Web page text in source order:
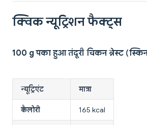
क्विक न्यूट्रिशन फैक्ट्स
100 g पका हुआ तंदूरी चिकन ब्रेस्ट
न्यूट्रिएंट मात्रा
कैलोरी 165 kcal